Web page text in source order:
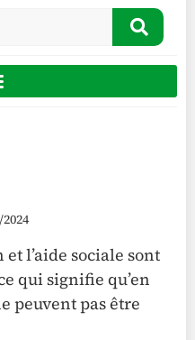
l’aide sociale sont
qui signifie qu’en
peuvent pas être